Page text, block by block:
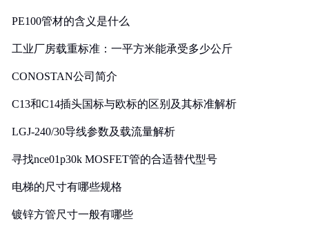
PE100管材的含义是什么
工业厂房载重标准：一平方米能承受多少公斤
CONOSTAN公司简介
C13和C14插头国标与欧标的区别及其标准解析
LGJ-240/30导线参数及载流量解析
寻找nce01p30k MOSFET管的合适替代型号
电梯的尺寸有哪些规格
镀锌方管尺寸一般有哪些